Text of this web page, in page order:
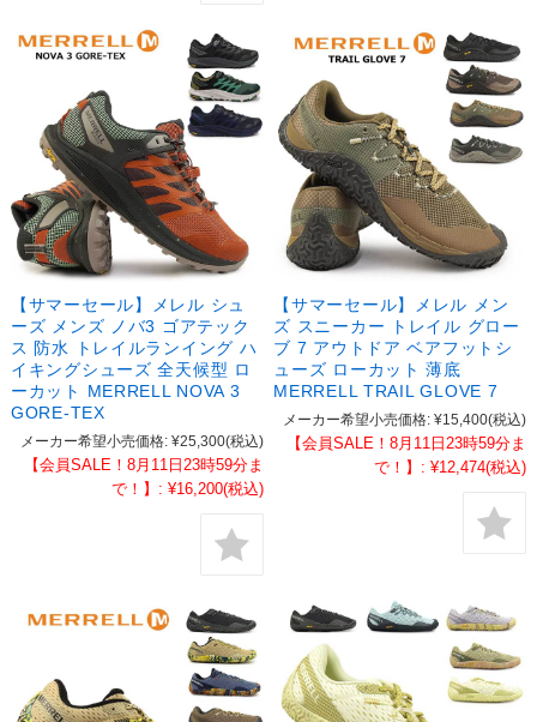
【サマーセール】メレル シュ
ーズ メンズ ノバ3 ゴアテック
ス 防水 トレイルランイング ハ
イキングシューズ 全天候型 ロ
ーカット MERRELL NOVA 3
GORE-TEX
メーカー希望小売価格: ¥25,300(税込)
【会員SALE！8月11日23時59分ま
で！】: ¥16,200(税込)
【サマーセール】メレル メン
ズ スニーカー トレイル グロー
ブ 7 アウトドア ベアフットシ
ューズ ローカット 薄底
MERRELL TRAIL GLOVE 7
メーカー希望小売価格: ¥15,400(税込)
【会員SALE！8月11日23時59分ま
で！】: ¥12,474(税込)